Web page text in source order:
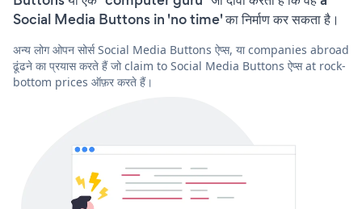
Social Media Buttons in 'no time' का निर्माण कर सकता है।
अन्य लोग ओपन सोर्स Social Media Buttons ऐप्स, या companies abroad
ढूंढने का प्रयास करते हैं जो claim to Social Media Buttons ऐप्स at rock-
bottom prices ऑफ़र करते हैं।